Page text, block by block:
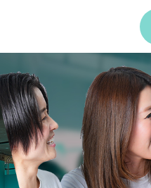
Service
女性専用24時間ジム
Amazonesのパーソナルトレ
Dr.Amazones